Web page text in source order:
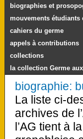
biographies et
mouvements
cahiers du germe
appels à contributions
collections
la collection Germe
biographie:
La liste ci-
archives de
l’AG tient à